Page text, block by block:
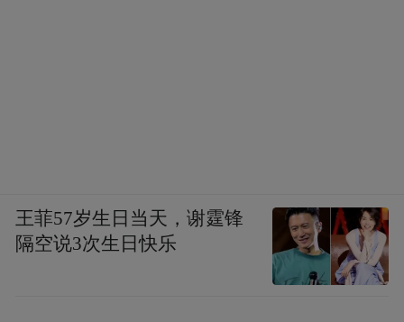
王菲57岁生日当天，谢霆锋
隔空说3次生日快乐